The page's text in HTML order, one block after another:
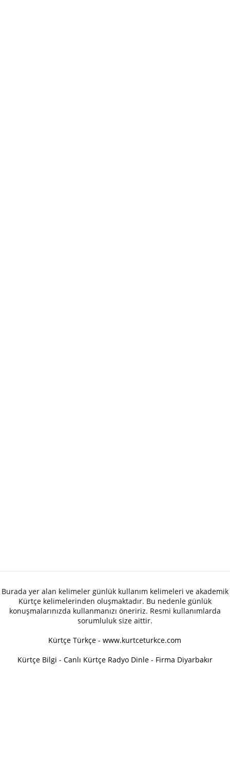
Burada yer alan kelimeler günlük kullanım kelimeleri ve akademik
Kürtçe kelimelerinden oluşmaktadır. Bu nedenle günlük
konuşmalarınızda kullanmanızı öneririz. Resmi kullanımlarda
sorumluluk size aittir.
Kürtçe Türkçe - www.kurtceturkce.com
Kürtçe Bilgi - Canlı Kürtçe Radyo Dinle - Firma Diyarbakır